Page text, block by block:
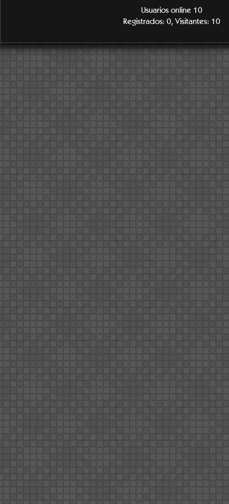
Usuarios online 10
Registrados: 0, Visitantes: 10